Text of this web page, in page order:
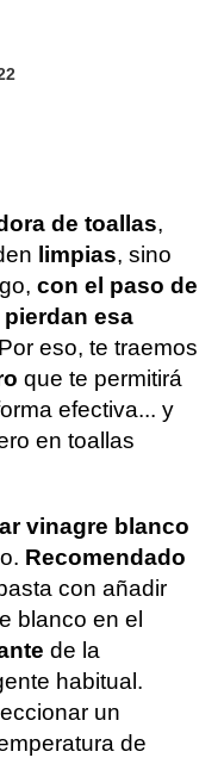
de toallas,
limpias, sino
con el paso de
pierdan esa
eso, te traemos
que te permitirá
efectiva... y
en toallas
vinagre blanco
Recomendado
con añadir
blanco en el
de la
habitual.
un
de